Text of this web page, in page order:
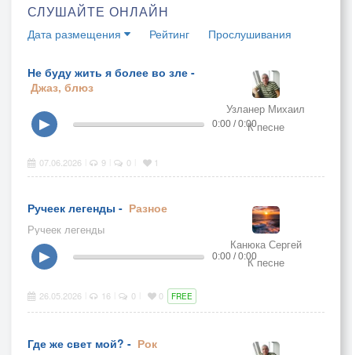
СЛУШАЙТЕ ОНЛАЙН
Дата размещения Рейтинг Прослушивания
Не буду жить я более во зле -
Джаз, блюз
Узланер Михаил
К песне
▶ 0:00 / 0:00
07.06.2026 9 0 1
Ручеек легенды - Разное
Ручеек легенды
Канюка Сергей
К песне
▶ 0:00 / 0:00
26.05.2026 16 0 0 FREE
Где же свет мой? - Рок